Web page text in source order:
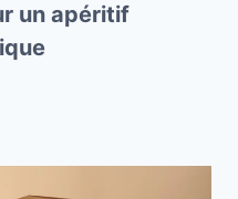
un apéritif